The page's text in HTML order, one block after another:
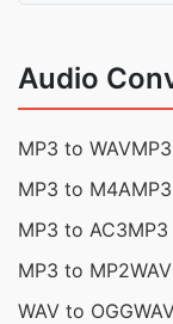
Audio
MP3 to WAV
MP3 to M4A
MP3 to AC3
MP3 to MP2
WAV to OGG